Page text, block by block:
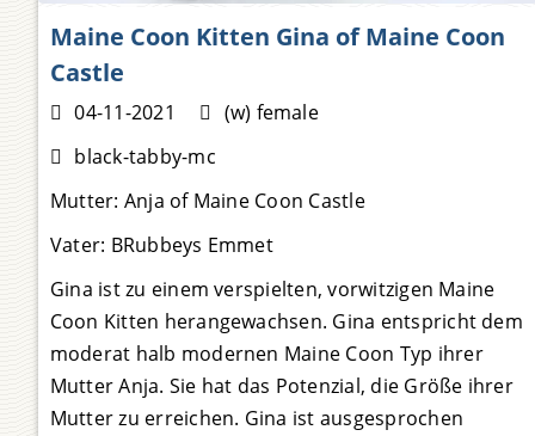
Maine Coon Kitten Gina of Maine Coon
Castle
04-11-2021
(w) female
black-tabby-mc
Mutter: Anja of Maine Coon Castle
Vater: BRubbeys Emmet
Gina ist zu einem verspielten, vorwitzigen Maine
Coon Kitten herangewachsen. Gina entspricht dem
moderat halb modernen Maine Coon Typ ihrer
Mutter Anja. Sie hat das Potenzial, die Größe ihrer
Mutter zu erreichen. Gina ist ausgesprochen